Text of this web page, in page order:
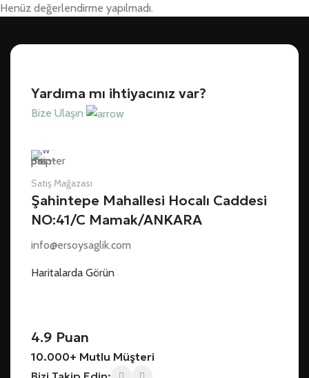
Henüz değerlendirme yapılmadı.
Yardıma mı ihtiyacınız var?
Bize Ulaşın
Satış Mağazası
Şahintepe Mahallesi Hocalı Caddesi
NO:41/C Mamak/ANKARA
info@ersoysaglik.com
Haritalarda Görün
4.9 Puan
10.000+ Mutlu Müşteri